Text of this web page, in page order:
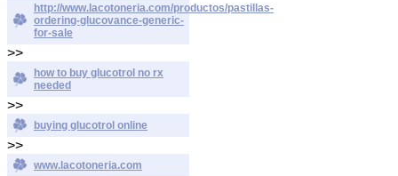
http://www.lacotoneria.com/productos/pastillas-
ordering-glucovance-generic-
for-sale
>>
how to buy glucotrol no rx
needed
>>
buying glucotrol online
>>
www.lacotoneria.com